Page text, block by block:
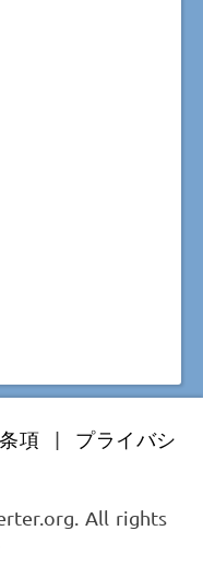
項 |
プライバシ
All rights